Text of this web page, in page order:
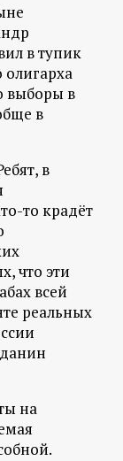
в тупик
олигарха
выборы в
в
в
то крадёт
что эти
всей
реальных
на